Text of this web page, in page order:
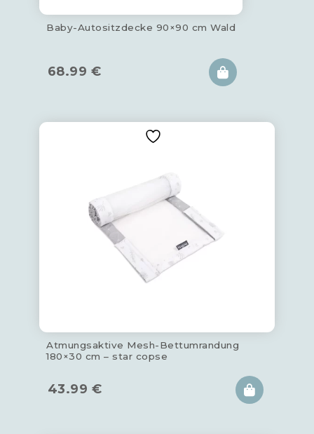
Baby-Autositzdecke 90×90 cm Wald
68.99 €
Atmungsaktive Mesh-Bettumrandung
180×30 cm – star copse
43.99 €